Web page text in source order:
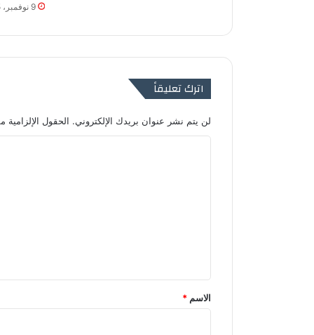
9 نوفمبر، 2025
اترك تعليقاً
لن يتم نشر عنوان بريدك الإلكتروني. الحقول الإلزامية
*
الاسم *